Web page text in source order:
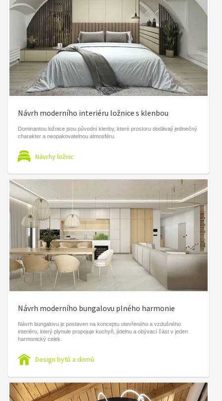
Návrh moderního interiéru ložnice s klenbou
Dominantou ložnice jsou původní klenby, které prostoru dodávají jedinečný
charakter a neopakovatelnou atmosféru.
Návrhy ložnic
Návrh moderního bungalovu plného harmonie
Návrh bungalovu je postaven na konceptu otevřeného a vzdušného
interiéru, který plynule propojuje kuchyň, jídelnu a obývací část v jeden
harmonický celek.
Design bytů a domů